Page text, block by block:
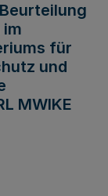
im
für
und
MWIKE